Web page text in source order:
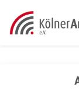
content